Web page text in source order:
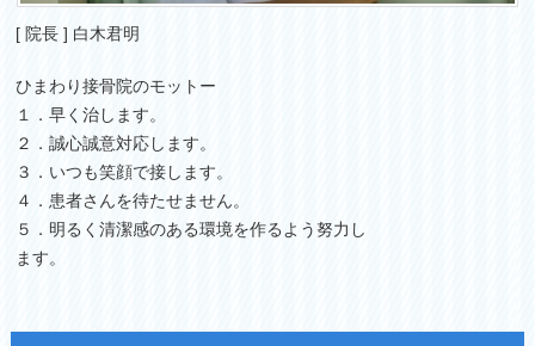
[ 院長 ] 白木君明
ひまわり接骨院のモットー
１．早く治します。
２．誠心誠意対応します。
３．いつも笑顔で接します。
４．患者さんを待たせません。
５．明るく清潔感のある環境を作るよう努力し
ます。